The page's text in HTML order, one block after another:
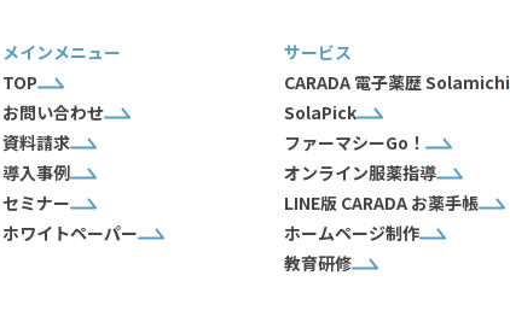
メインメニュー
TOP
お問い合わせ
資料請求
導入事例
セミナー
ホワイトペーパー
サービス
CARADA 電子薬歴 Solamichi
SolaPick
ファーマシーGo！
オンライン服薬指導
LINE版 CARADA お薬手帳
ホームページ制作
教育研修